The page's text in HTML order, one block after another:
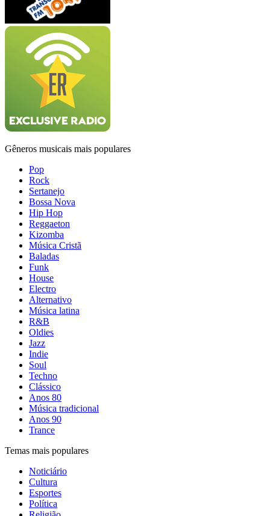
Gêneros musicais mais populares
Pop
Rock
Sertanejo
Bossa Nova
Hip Hop
Reggaeton
Kizomba
Música Cristã
Baladas
Funk
House
Electro
Alternativo
Música latina
R&B
Oldies
Jazz
Indie
Soul
Techno
Clássico
Anos 80
Música tradicional
Anos 90
Trance
Temas mais populares
Noticiário
Cultura
Esportes
Política